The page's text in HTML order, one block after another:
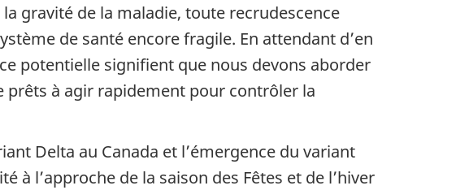
gravité de la maladie, toute recrudescence
de santé encore fragile. En attendant d’en
potentielle signifient que nous devons aborder
prêts à agir rapidement pour contrôler la
Delta au Canada et l’émergence du variant
l’approche de la saison des Fêtes et de l’hiver